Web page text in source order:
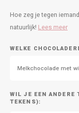
Zorgtoppers
Vakantie
Geslaagd
Hoe zeg je tegen
natuurlijk! Lees meer
WELKE
Melkchocolade met
WIL JE EEN ANDERE
TEKENS):